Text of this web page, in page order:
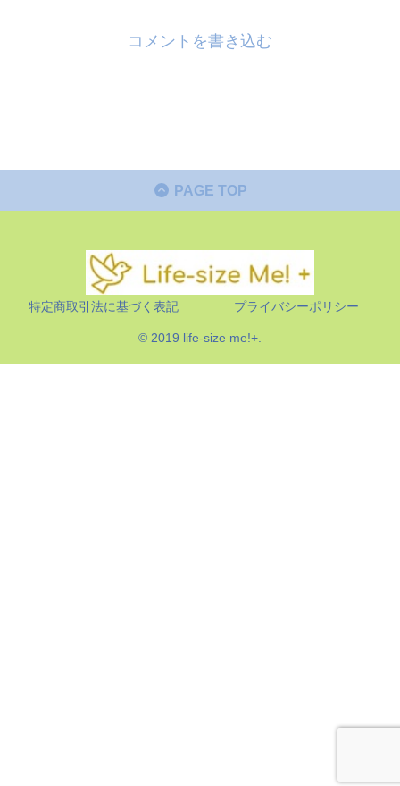
コメントを書き込む
PAGE TOP
特定商取引法に基づく表記 プライバシーポリシー
© 2019 life-size me!+.